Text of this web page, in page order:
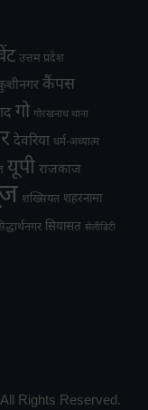
उत्तम प्रदेश
कैंपस
गो गोरखनाथ थाना
देवरिया धर्म-अध्यात्म
यूपी राजकाज
शख्सियत शहरनामा
सियासत सेलीब्रिटी
Rights Reserved.